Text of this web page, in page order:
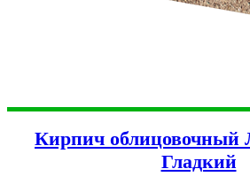
Кирпич облицовочный
Гладкий